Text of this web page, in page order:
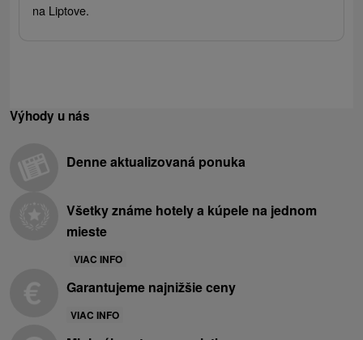
na Liptove.
Výhody u nás
Denne aktualizovaná ponuka
Všetky známe hotely a kúpele na jednom
mieste
VIAC INFO
Garantujeme najnižšie ceny
VIAC INFO